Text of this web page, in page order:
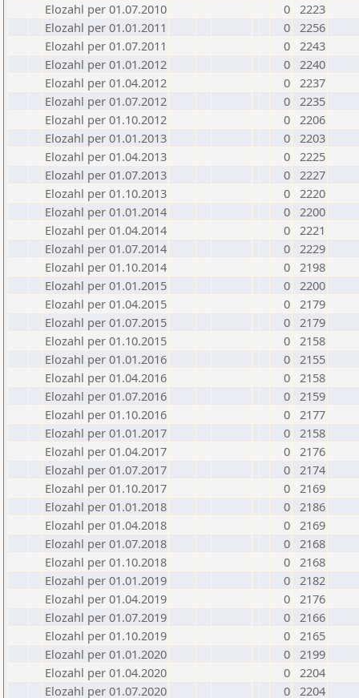
Elozahl per 01.07.2010
0 2223
Elozahl per 01.01.2011
0 2256
Elozahl per 01.07.2011
0 2243
Elozahl per 01.01.2012
0 2240
Elozahl per 01.04.2012
0 2237
Elozahl per 01.07.2012
0 2235
Elozahl per 01.10.2012
0 2206
Elozahl per 01.01.2013
0 2203
Elozahl per 01.04.2013
0 2225
Elozahl per 01.07.2013
0 2227
Elozahl per 01.10.2013
0 2220
Elozahl per 01.01.2014
0 2200
Elozahl per 01.04.2014
0 2221
Elozahl per 01.07.2014
0 2229
Elozahl per 01.10.2014
0 2198
Elozahl per 01.01.2015
0 2200
Elozahl per 01.04.2015
0 2179
Elozahl per 01.07.2015
0 2179
Elozahl per 01.10.2015
0 2158
Elozahl per 01.01.2016
0 2155
Elozahl per 01.04.2016
0 2158
Elozahl per 01.07.2016
0 2159
Elozahl per 01.10.2016
0 2177
Elozahl per 01.01.2017
0 2158
Elozahl per 01.04.2017
0 2176
Elozahl per 01.07.2017
0 2174
Elozahl per 01.10.2017
0 2169
Elozahl per 01.01.2018
0 2186
Elozahl per 01.04.2018
0 2169
Elozahl per 01.07.2018
0 2168
Elozahl per 01.10.2018
0 2168
Elozahl per 01.01.2019
0 2182
Elozahl per 01.04.2019
0 2176
Elozahl per 01.07.2019
0 2166
Elozahl per 01.10.2019
0 2165
Elozahl per 01.01.2020
0 2199
Elozahl per 01.04.2020
0 2204
Elozahl per 01.07.2020
0 2204